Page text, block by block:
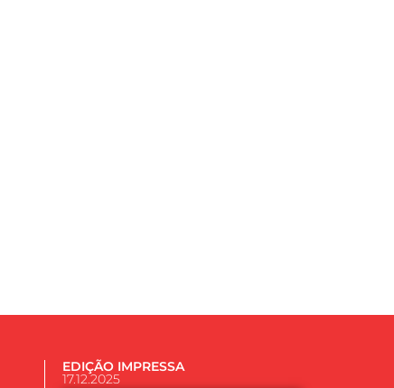
EDIÇÃO IMPRESSA
17.12.2025